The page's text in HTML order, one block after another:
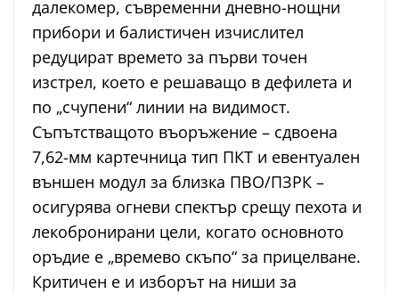
далекомер, съвременни дневно-нощни
прибори и балистичен изчислител
редуцират времето за първи точен
изстрел, което е решаващо в дефилета и
по „счупени“ линии на видимост.
Съпътстващото въоръжение – сдвоена
7,62-мм картечница тип ПКТ и евентуален
външен модул за близка ПВО/ПЗРК –
осигурява огневи спектър срещу пехота и
лекобронирани цели, когато основното
оръдие е „времево скъпо“ за прицелване.
Критичен е и изборът на ниши за